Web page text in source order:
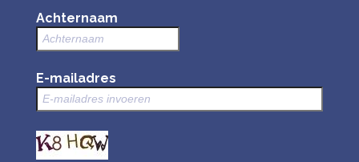
Achternaam
E-mailadres